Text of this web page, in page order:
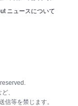
ニュースについて
、
信等を禁じます。